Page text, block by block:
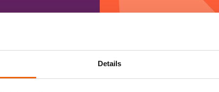
Details
dag krijgt
de
medicijnen
voor MS is